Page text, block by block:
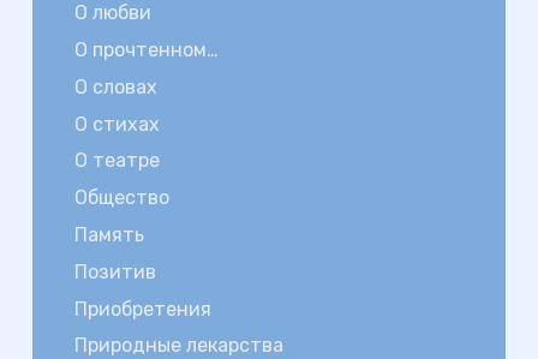
О любви
О прочтенном…
О словах
О стихах
О театре
Общество
Память
Позитив
Приобретения
Природные лекарства